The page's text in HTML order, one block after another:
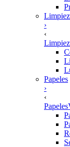
›
‹
Papeles
›
‹
Papeles